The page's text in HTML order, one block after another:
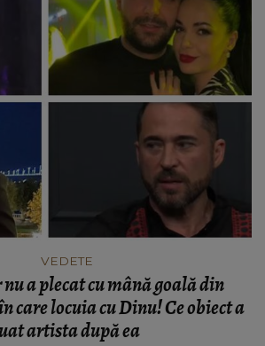
VEDETE
a plecat cu mână goală din
care locuia cu Dinu! Ce obiect a
artista după ea